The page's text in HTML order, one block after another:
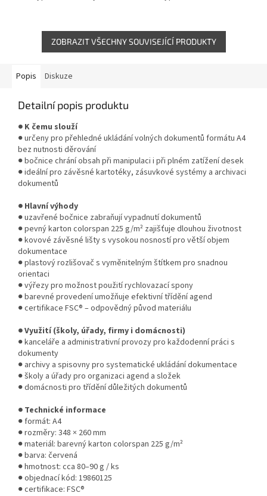
použití v...
ZOBRAZIT VŠECHNY SOUVISEJÍCÍ PRODUKTY
Popis Diskuze
Detailní popis produktu
● K čemu slouží
● určeny pro přehledné ukládání volných dokumentů formátu A4
bez nutnosti děrování
● bočnice chrání obsah při manipulaci i při plném zatížení desek
● ideální pro závěsné kartotéky, zásuvkové systémy a archivaci
dokumentů
● Hlavní výhody
● uzavřené bočnice zabraňují vypadnutí dokumentů
● pevný karton colorspan 225 g/m² zajišťuje dlouhou životnost
● kovové závěsné lišty s vysokou nosností pro větší objem
dokumentace
● plastový rozlišovač s vyměnitelným štítkem pro snadnou
orientaci
● výřezy pro možnost použití rychlovazací spony
● barevné provedení umožňuje efektivní třídění agend
● certifikace FSC® – odpovědný původ materiálu
● Využití (školy, úřady, firmy i domácnosti)
● kanceláře a administrativní provozy pro každodenní práci s
dokumenty
● archivy a spisovny pro systematické ukládání dokumentace
● školy a úřady pro organizaci agend a složek
● domácnosti pro třídění důležitých dokumentů
● Technické informace
● formát: A4
● rozměry: 348 × 260 mm
● materiál: barevný karton colorspan 225 g/m²
● barva: červená
● hmotnost: cca 80–90 g / ks
● objednací kód: 19860125
● certifikace: FSC®